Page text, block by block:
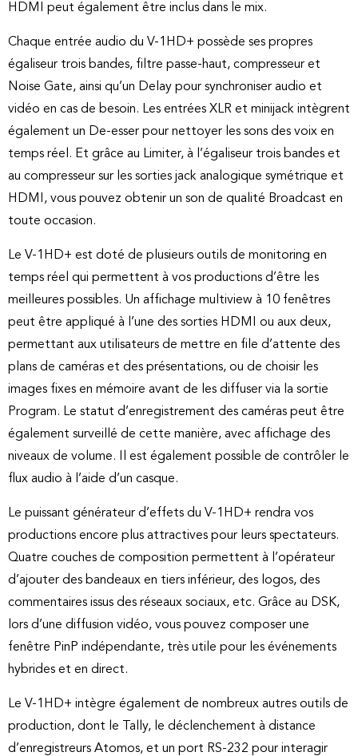
HDMI peut également être inclus dans le mix.
Chaque entrée audio du V-1HD+ possède ses propres
égaliseur trois bandes, filtre passe-haut, compresseur et
Noise Gate, ainsi qu’un Delay pour synchroniser audio et
vidéo en cas de besoin. Les entrées XLR et minijack intègrent
également un De-esser pour nettoyer les sons des voix en
temps réel. Et grâce au Limiter, à l’égaliseur trois bandes et
au compresseur sur les sorties jack analogique symétrique et
HDMI, vous pouvez obtenir un son de qualité Broadcast en
toute occasion.
Le V-1HD+ est doté de plusieurs outils de monitoring en
temps réel qui permettent à vos productions d’être les
meilleures possibles. Un affichage multiview à 10 fenêtres
peut être appliqué à l’une des sorties HDMI ou aux deux,
permettant aux utilisateurs de mettre en file d’attente des
plans de caméras et des présentations, ou de choisir les
images fixes en mémoire avant de les diffuser via la sortie
Program. Le statut d’enregistrement des caméras peut être
également surveillé de cette manière, avec affichage des
niveaux de volume. Il est également possible de contrôler le
flux audio à l’aide d’un casque.
Le puissant générateur d’effets du V-1HD+ rendra vos
productions encore plus attractives pour leurs spectateurs.
Quatre couches de composition permettent à l’opérateur
d’ajouter des bandeaux en tiers inférieur, des logos, des
commentaires issus des réseaux sociaux, etc. Grâce au DSK,
lors d’une diffusion vidéo, vous pouvez composer une
fenêtre PinP indépendante, très utile pour les événements
hybrides et en direct.
Le V-1HD+ intègre également de nombreux autres outils de
production, dont le Tally, le déclenchement à distance
d’enregistreurs Atomos, et un port RS-232 pour interagir